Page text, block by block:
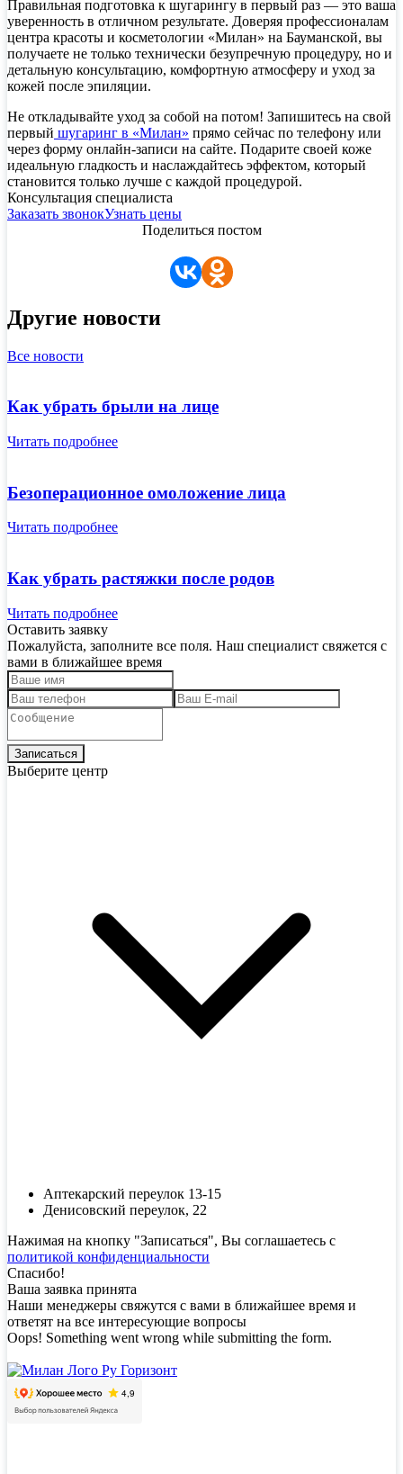
Правильная подготовка к шугарингу в первый раз — это ваша
уверенность в отличном результате. Доверяя профессионалам
центра красоты и косметологии «Милан» на Бауманской, вы
получаете не только технически безупречную процедуру, но и
детальную консультацию, комфортную атмосферу и уход за
кожей после эпиляции.
Не откладывайте уход за собой на потом! Запишитесь на свой
первый шугаринг в «Милан» прямо сейчас по телефону или
через форму онлайн-записи на сайте. Подарите своей коже
идеальную гладкость и наслаждайтесь эффектом, который
становится только лучше с каждой процедурой.
Консультация специалиста
Заказать звонокУзнать цены
Поделиться постом
Другие новости
Все новости
Как убрать брыли на лице
Читать подробнее
Безоперационное омоложение лица
Читать подробнее
Как убрать растяжки после родов
Читать подробнее
Оставить заявку
Пожалуйста, заполните все поля. Наш специалист свяжется с
вами в ближайшее время
Выберите центр
Аптекарский переулок 13-15
Денисовский переулок, 22
Нажимая на кнопку "Записаться", Вы соглашаетесь с
политикой конфиденциальности
Спасибо!
Ваша заявка принята
Наши менеджеры свяжутся с вами в ближайшее время и
ответят на все интересующие вопросы
Oops! Something went wrong while submitting the form.